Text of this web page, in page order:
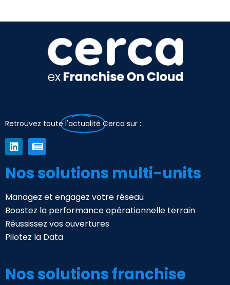
Retrouvez toute l'actualité Cerca sur :
Nos solutions multi-units
Managez et engagez votre réseau
Boostez la performance opérationnelle terrain
Réussissez vos ouvertures
Pilotez la Data
Nos solutions franchise